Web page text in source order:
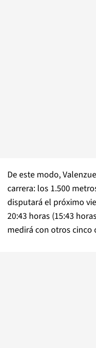
De este modo,
carrera: los 1.500
disputará el próximo
20:43 horas (15:43
medirá con otros cinco